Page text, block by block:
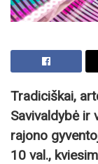
Tradiciškai,
Savivaldybė ir
rajono
10 val.,